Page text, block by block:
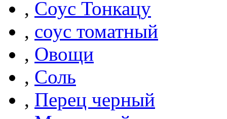
, Соус Тонкацу
, соус томатный
, Овощи
, Соль
, Перец черный